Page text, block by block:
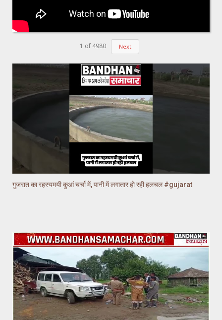
1 of 4980 Next
गुजरात का रहस्यमयी कुआं चर्चा में, पानी में लगातार हो रही हलचल #gujarat